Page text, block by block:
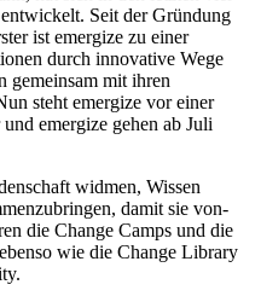
Seit der Gründung
ist emergize zu einer
durch innovative Wege
gemeinsam mit ihren
steht emergize vor einer
emergize gehen ab Juli
widmen, Wissen
damit sie von-
die Change Camps und die
wie die Change Library